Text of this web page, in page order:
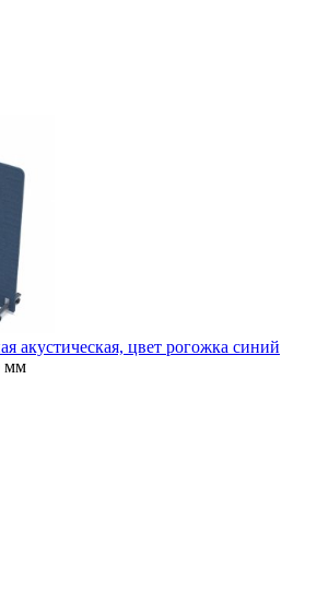
акустическая, цвет рогожка синий
мм